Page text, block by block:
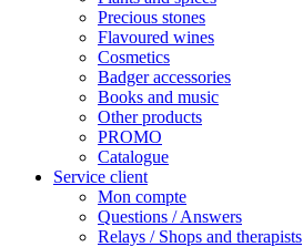
Precious stones
Flavoured wines
Cosmetics
Badger accessories
Books and music
Other products
PROMO
Catalogue
Service client
Mon compte
Questions / Answers
Relays / Shops and therapists